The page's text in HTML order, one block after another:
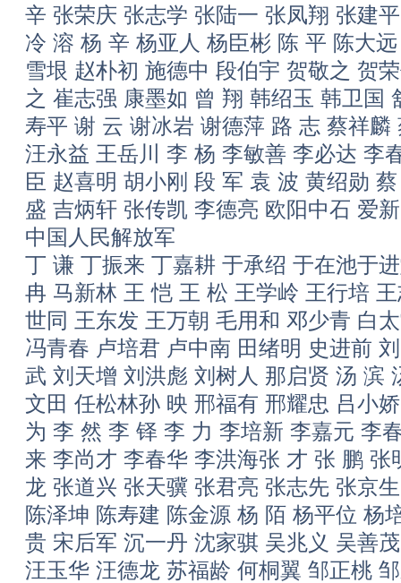
辛 张荣庆 张志学 张陆一 张凤翔 张建
冷 溶 杨 辛 杨亚人 杨臣彬 陈 平 陈大
雪垠 赵朴初 施德中 段伯宇 贺敬之 贺
之 崔志强 康墨如 曾 翔 韩绍玉 韩卫国
寿平 谢 云 谢冰岩 谢德萍 路 志 蔡祥麟
汪永益 王岳川 李 杨 李敏善 李必达 李
臣 赵喜明 胡小刚 段 军 袁 波 黄绍勋
盛 吉炳轩 张传凯 李德亮 欧阳中石 爱
中国人民解放军
丁 谦 丁振来 丁嘉耕 于承绍 于在池于
冉 马新林 王 恺 王 松 王学岭 王行培
世同 王东发 王万朝 毛用和 邓少青 白
冯青春 卢培君 卢中南 田绪明 史进前
武 刘天增 刘洪彪 刘树人 那启贤 汤 滨
文田 任松林孙 映 邢福有 邢耀忠 吕小
为 李 然 李 铎 李 力 李培新 李嘉元 李
来 李尚才 李春华 李洪海张 才 张 鹏 张
龙 张道兴 张天骥 张君亮 张志先 张京
陈泽坤 陈寿建 陈金源 杨 陌 杨平位 杨
贵 宋后军 沉一丹 沈家骐 吴兆义 吴善
汪玉华 汪德龙 苏福龄 何桐翼 邹正桃